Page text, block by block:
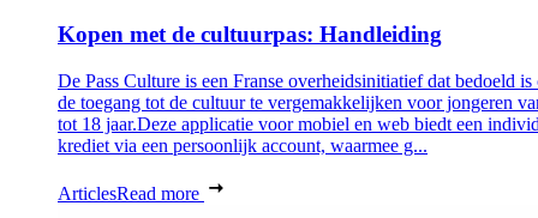
Kopen met de cultuurpas: Handleiding
De Pass Culture is een Franse overheidsinitiatief dat bedoeld is
de toegang tot de cultuur te vergemakkelijken voor jongeren
tot 18 jaar.Deze applicatie voor mobiel en web biedt een
krediet via een persoonlijk account, waarmee g...
ArticlesRead more